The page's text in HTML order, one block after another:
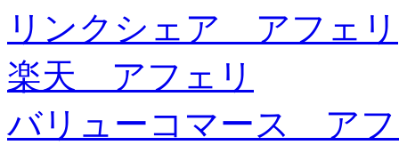
リンクシェア アフェリ
楽天 アフェリ
バリューコマース ア